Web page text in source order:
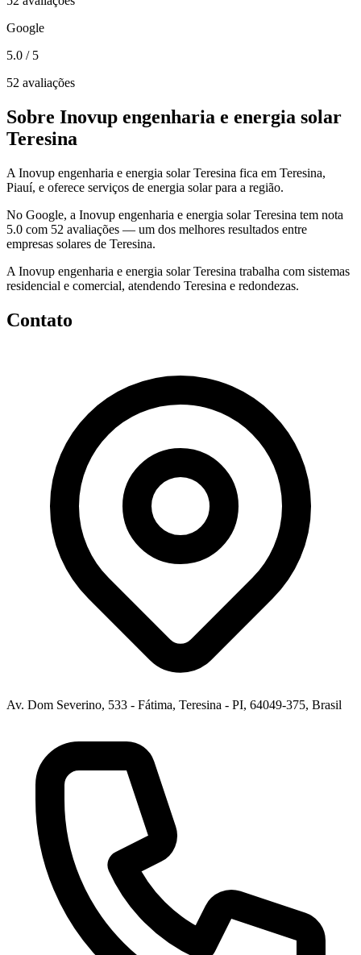
Google
5.0 / 5
52 avaliações
Sobre Inovup engenharia e energia solar
Teresina
A Inovup engenharia e energia solar Teresina fica em Teresina,
Piauí, e oferece serviços de energia solar para a região.
No Google, a Inovup engenharia e energia solar Teresina tem nota
5.0 com 52 avaliações — um dos melhores resultados entre
empresas solares de Teresina.
A Inovup engenharia e energia solar Teresina trabalha com sistemas
residencial e comercial, atendendo Teresina e redondezas.
Contato
Av. Dom Severino, 533 - Fátima, Teresina - PI, 64049-375, Brasil